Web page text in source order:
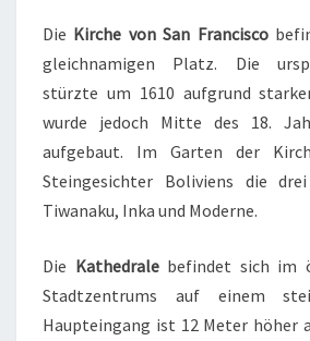
Die Kirche von San Francisco
gleichnamigen Platz. Die
stürzte um 1610 aufgrund
wurde jedoch Mitte des 18.
aufgebaut. Im Garten der
Steingesichter Boliviens die
Tiwanaku, Inka und Moderne.
Die Kathedralebefindet sich im
Stadtzentrums auf einem
Haupteingang ist 12 Meter höher